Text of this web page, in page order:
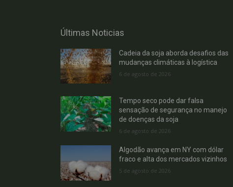
Últimas Noticias
Cadeia da soja aborda desafios das
mudanças climáticas à logística
6 de agosto de 2026
Tempo seco pode dar falsa
sensação de segurança no manejo
de doenças da soja
6 de agosto de 2026
Algodão avança em NY com dólar
fraco e alta dos mercados vizinhos
5 de agosto de 2026